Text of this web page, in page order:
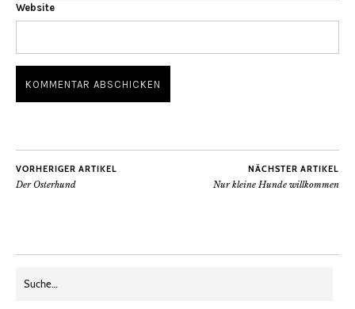
Website
VORHERIGER ARTIKEL
Der Osterhund
NÄCHSTER ARTIKEL
Nur kleine Hunde willkommen